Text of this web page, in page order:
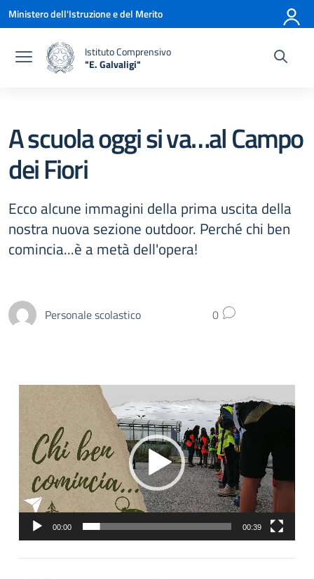
Vai ai contenuti
Vai al menu di navigazione
Vai al footer
Ministero dell'Istruzione e del Merito
Istituto Comprensivo
"E. Galvaligi"
— Visita la pagina iniziale della scuola
A scuola oggi si va…al Campo
dei Fiori
Ecco alcune immagini della prima uscita della
nostra nuova sezione outdoor. Perché chi ben
comincia...è a metà dell'opera!
Personale scolastico 0
Video
Player
00:00 00:39